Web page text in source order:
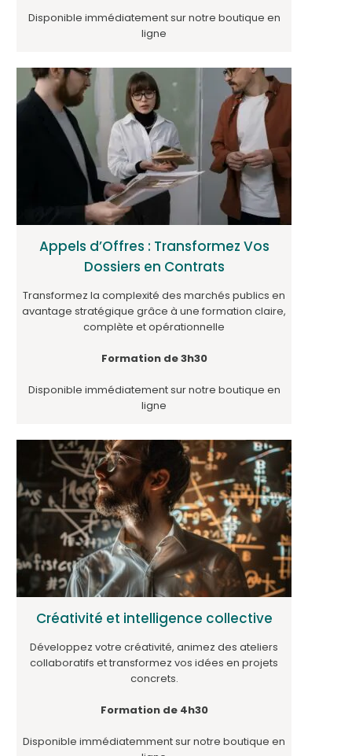
Disponible immédiatement sur notre boutique en
ligne
Appels d’Offres : Transformez Vos
Dossiers en Contrats
Transformez la complexité des marchés publics en
avantage stratégique grâce à une formation claire,
complète et opérationnelle
Formation de 3h30
Disponible immédiatement sur notre boutique en
ligne
Créativité et intelligence collective
Développez votre créativité, animez des ateliers
collaboratifs et transformez vos idées en projets
concrets.
Formation de 4h30
Disponible immédiatemment sur notre boutique en